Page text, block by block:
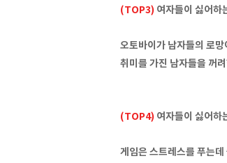
(TOP3) 여자들이 싫어하
오토바이가 남자들의 로
취미를 가진 남자들을 꺼
(TOP4) 여자들이 싫어
게임은 스트레스를 푸는